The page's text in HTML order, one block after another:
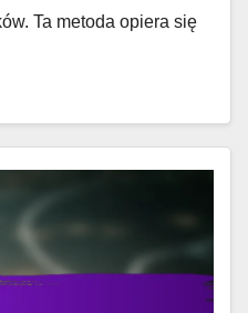
Ta metoda opiera się